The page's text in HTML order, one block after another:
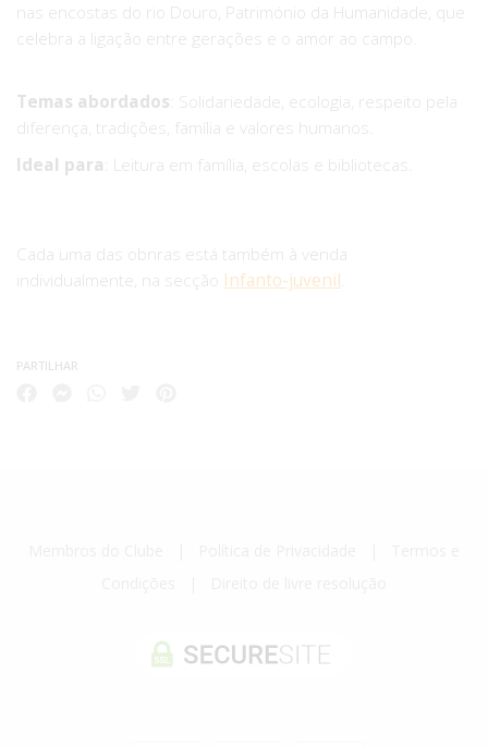
nas encostas do rio Douro, Património da Humanidade, que
celebra a ligação entre gerações e o amor ao campo.
Temas abordados : Solidariedade, ecologia, respeito pela
diferença, tradições, família e valores humanos.
Ideal para : Leitura em família, escolas e bibliotecas.
Cada uma das obnras está também à venda
individualmente, na secção Infanto-juvenil
PARTILHAR